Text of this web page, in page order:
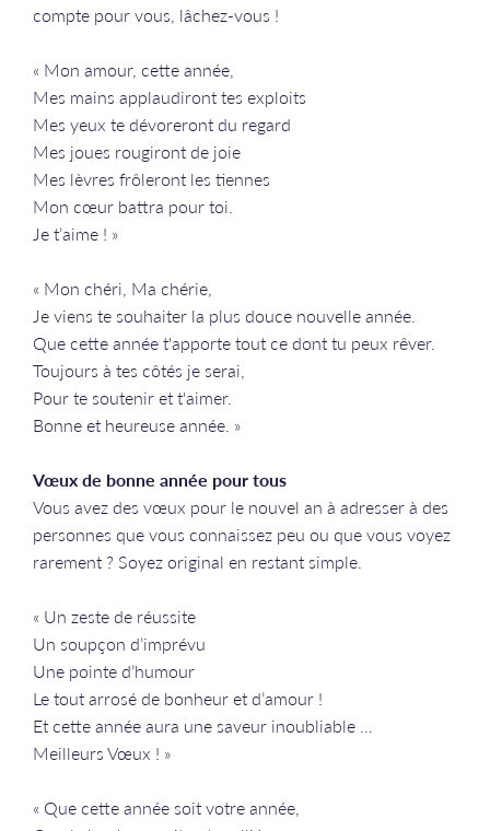
compte pour vous, lâchez-vous !
« Mon amour, cette année,
Mes mains applaudiront tes exploits
Mes yeux te dévoreront du regard
Mes joues rougiront de joie
Mes lèvres frôleront les tiennes
Mon cœur battra pour toi.
Je t’aime ! »
« Mon chéri, Ma chérie,
Je viens te souhaiter la plus douce nouvelle année.
Que cette année t'apporte tout ce dont tu peux rêver.
Toujours à tes côtés je serai,
Pour te soutenir et t'aimer.
Bonne et heureuse année. »
Vœux de bonne année pour tous
Vous avez des vœux pour le nouvel an à adresser à des
personnes que vous connaissez peu ou que vous voyez
rarement ? Soyez original en restant simple.
« Un zeste de réussite
Un soupçon d’imprévu
Une pointe d’humour
Le tout arrosé de bonheur et d’amour !
Et cette année aura une saveur inoubliable …
Meilleurs Vœux ! »
« Que cette année soit votre année,